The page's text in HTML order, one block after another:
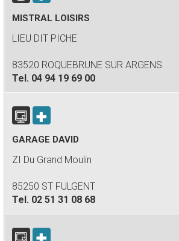
MISTRAL LOISIRS
LIEU DIT PICHE
83520 ROQUEBRUNE SUR ARGENS
Tel. 04 94 19 69 00
GARAGE DAVID
ZI Du Grand Moulin
85250 ST FULGENT
Tel. 02 51 31 08 68